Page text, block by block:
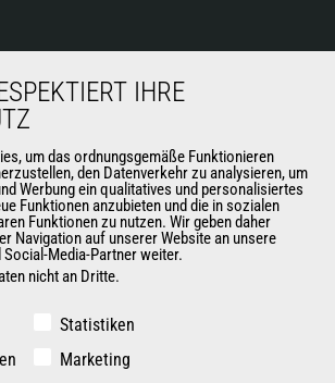
IHRE
um das ordnungsgemäße Funktionieren
den Datenverkehr zu analysieren, um
Werbung ein qualitatives und personalisiertes
Funktionen anzubieten und die in sozialen
Funktionen zu nutzen. Wir geben daher
Navigation auf unserer Website an unsere
Social-Media-Partner weiter.
nicht an Dritte.
Statistiken
Marketing